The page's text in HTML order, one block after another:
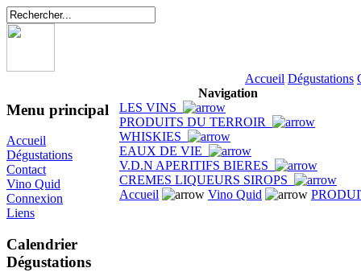
Accueil Dégustations
Menu principal
Accueil
Dégustations
Contact
Vino Quid
Connexion
Liens
Calendrier
Dégustations
Navigation
LES VINS
PRODUITS DU TERROIR
WHISKIES
EAUX DE VIE
V.D.N APERITIFS BIERES
CREMES LIQUEURS SIROPS
Accueil
Vino Quid